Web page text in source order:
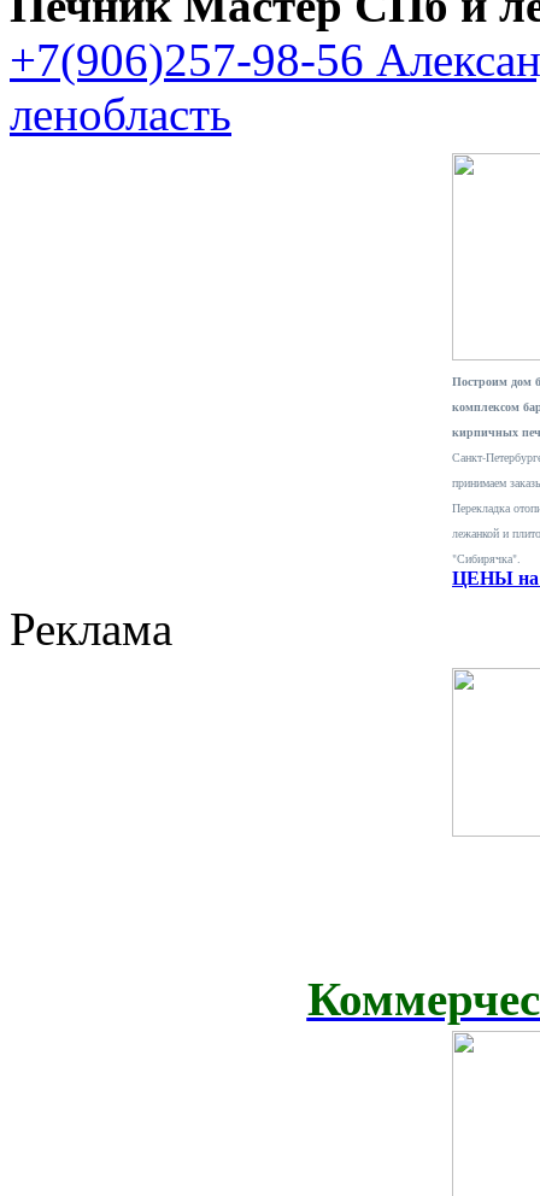
+7(906)257-98-56
ленобласть
Построим дом
комплексом
кирпичных
Санкт-
принимаем
Перекладка
лежанкой и
"Сибирячка".
ЦЕНЫ на
Реклама